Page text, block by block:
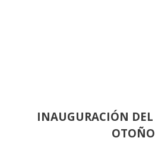
INAUGURACIÓN
OTOÑO